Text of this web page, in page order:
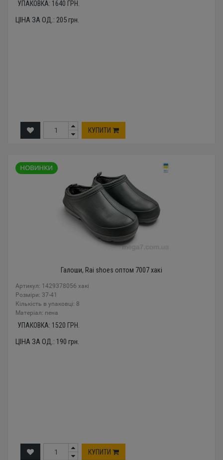
УПАКОВКА: 1640 ГРН.
ЦІНА ЗА ОД.: 205грн.
КУПИТИ
Галоши, Rai shoes оптом 7007 хакі
Артикул: 1429378056 хакі
Розміри: 37-41
Кількість в упаковці: 8
Mатеріал: пена
УПАКОВКА: 1520 ГРН.
ЦІНА ЗА ОД.: 190 грн.
КУПИТИ